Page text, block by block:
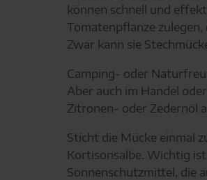
können schnell und
Tomatenpflanze
Zwar kann sie
Camping- oder
Aber auch im Handel
Zitronen- oder Zedernöl
Sticht die Mücke einmal
Kortisonsalbe. Wichtig
Sonnenschutzmittel, die